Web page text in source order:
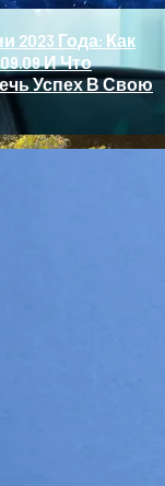
2023 Года: Как
И Что
Успех В Свою